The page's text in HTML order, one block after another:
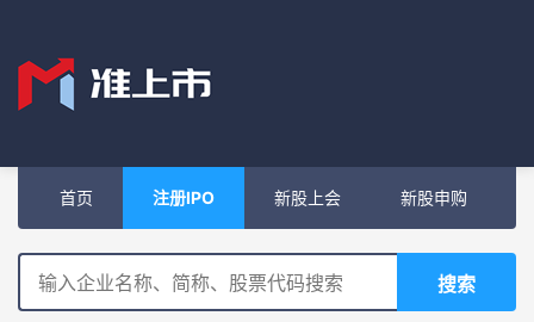
首页 注册IPO 新股上会 新股申购
搜索